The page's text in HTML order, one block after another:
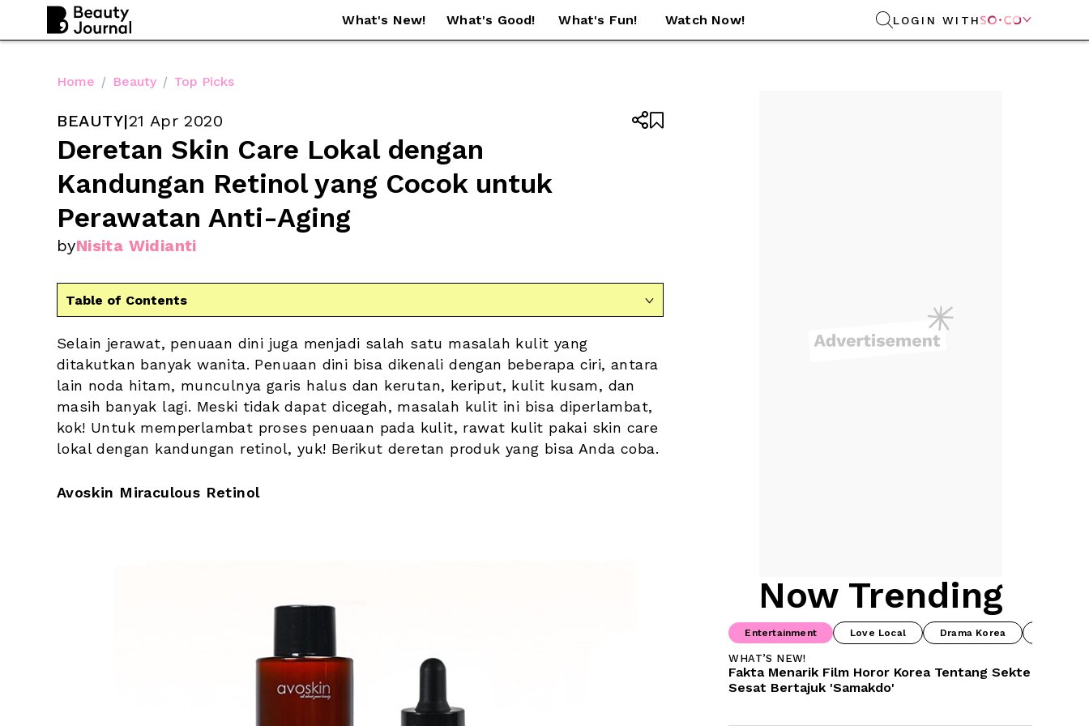
What's New! What's Good! What's Fun! Watch Now! LOGIN WITH 
Home / Beauty / Top Picks
BEAUTY|21 Apr 2020
Deretan Skin Care Lokal dengan
Kandungan Retinol yang Cocok untuk
Perawatan Anti-Aging
byNisita Widianti


Table of Contents 
Selain jerawat, penuaan dini juga menjadi salah satu masalah kulit yang
ditakutkan banyak wanita. Penuaan dini bisa dikenali dengan beberapa ciri, antara
lain noda hitam, munculnya garis halus dan kerutan, keriput, kulit kusam, dan
masih banyak lagi. Meski tidak dapat dicegah, masalah kulit ini bisa diperlambat,
kok! Untuk memperlambat proses penuaan pada kulit, rawat kulit pakai skin care
lokal dengan kandungan retinol, yuk! Berikut deretan produk yang bisa Anda coba.
Avoskin Miraculous Retinol
Now Trending
Entertainment Love Local Drama Korea
WHAT’S NEW!
Fakta Menarik Film Horor Korea Tentang Sekte
Sesat Bertajuk 'Samakdo'